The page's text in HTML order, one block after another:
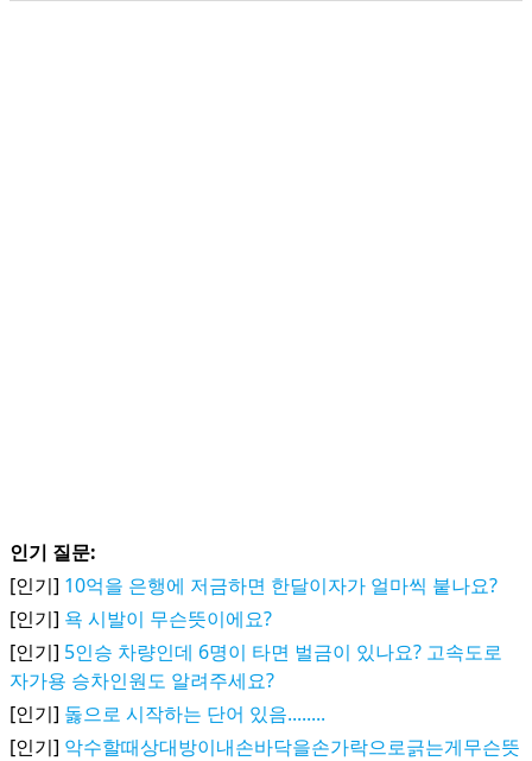
인기 질문:
[인기] 10억을 은행에 저금하면 한달이자가 얼마씩 붙나요?
[인기] 욕 시발이 무슨뜻이에요?
[인기] 5인승 차량인데 6명이 타면 벌금이 있나요? 고속도로
자가용 승차인원도 알려주세요?
[인기] 돓으로 시작하는 단어 있음........
[인기] 악수할때상대방이내손바닥을손가락으로긁는게무슨뜻